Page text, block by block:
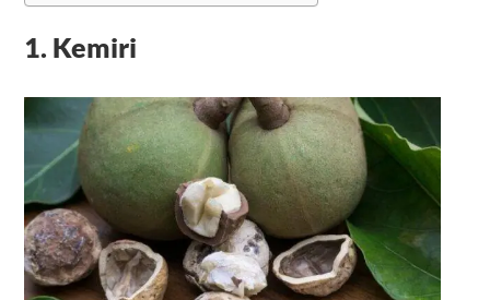
1. Kemiri